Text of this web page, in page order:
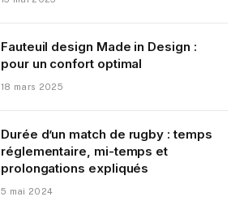
Fauteuil design Made in Design :
pour un confort optimal
18 mars 2025
Durée d’un match de rugby : temps
réglementaire, mi-temps et
prolongations expliqués
5 mai 2024